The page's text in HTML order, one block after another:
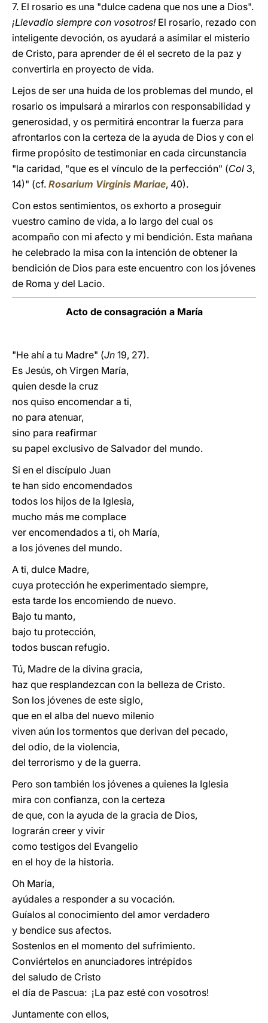
7. El rosario es una "dulce cadena que nos une a Dios".
¡Llevadlo siempre con vosotros!El rosario, rezado con
inteligente devoción, os ayudará a asimilar el misterio
de Cristo, para aprender de él el secreto de la paz y
convertirla en proyecto de vida.
Lejos de ser una huida de los problemas del mundo, el
rosario os impulsará a mirarlos con responsabilidad y
generosidad, y os permitirá encontrar la fuerza para
afrontarlos con la certeza de la ayuda de Dios y con el
firme propósito de testimoniar en cada circunstancia
"la caridad, "que es el vínculo de la perfección" (Col 3,
14)" (cf. Rosarium Virginis Mariae, 40).
Con estos sentimientos, os exhorto a proseguir
vuestro camino de vida, a lo largo del cual os
acompaño con mi afecto y mi bendición. Esta mañana
he celebrado la misa con la intención de obtener la
bendición de Dios para este encuentro con los jóvenes
de Roma y del Lacio.
Acto de consagración a María
"He ahí a tu Madre" (Jn 19, 27).
Es Jesús, oh Virgen María,
quien desde la cruz
nos quiso encomendar a ti,
no para atenuar,
sino para reafirmar
su papel exclusivo de Salvador del mundo.
Si en el discípulo Juan
te han sido encomendados
todos los hijos de la Iglesia,
mucho más me complace
ver encomendados a ti, oh María,
a los jóvenes del mundo.
A ti, dulce Madre,
cuya protección he experimentado siempre,
esta tarde los encomiendo de nuevo.
Bajo tu manto,
bajo tu protección,
todos buscan refugio.
Tú, Madre de la divina gracia,
haz que resplandezcan con la belleza de Cristo.
Son los jóvenes de este siglo,
que en el alba del nuevo milenio
viven aún los tormentos que derivan del pecado,
del odio, de la violencia,
del terrorismo y de la guerra.
Pero son también los jóvenes a quienes la Iglesia
mira con confianza, con la certeza
de que, con la ayuda de la gracia de Dios,
lograrán creer y vivir
como testigos del Evangelio
en el hoy de la historia.
Oh María,
ayúdales a responder a su vocación.
Guíalos al conocimiento del amor verdadero
y bendice sus afectos.
Sostenlos en el momento del sufrimiento.
Conviértelos en anunciadores intrépidos
del saludo de Cristo
el día de Pascua: ¡La paz esté con vosotros!
Juntamente con ellos,